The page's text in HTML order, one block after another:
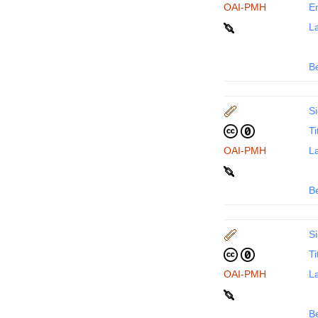
OAI-PMH
OAI-PMH
OAI-PMH